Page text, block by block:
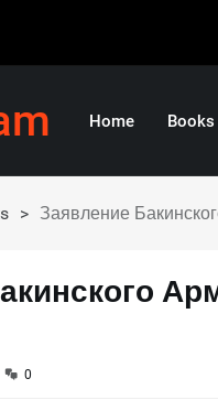
Home Books
> Заявление
0